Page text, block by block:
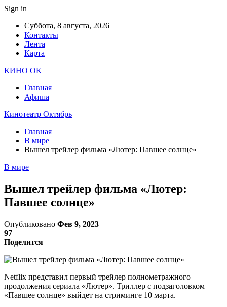
Sign in
Суббота, 8 августа, 2026
Контакты
Лента
Карта
КИНО ОК
Главная
Афиша
Кинотеатр Октябрь
Главная
В мире
Вышел трейлер фильма «Лютер: Павшее солнце»
В мире
Вышел трейлер фильма «Лютер:
Павшее солнце»
Опубликовано Фев 9, 2023
97
Поделится
Netflix представил первый трейлер полнометражного
продолжения сериала «Лютер». Триллер с подзаголовком
«Павшее солнце» выйдет на стриминге 10 марта.